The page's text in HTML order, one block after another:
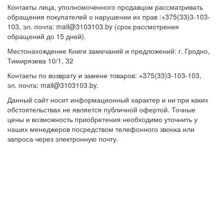
Контакты лица, уполномоченного продавцом рассматривать
обращения покупателей о нарушении их прав :+375(33)3-103-
103, эл. почта: mail@3103103.by (срок рассмотрения
обращений до 15 дней).
Местонахождение Книги замечаний и предложений: г. Гродно,
Тимирязева 10/1, 32
Контакты по возврату и замене товаров: +375(33)3-103-103,
эл. почта: mail@3103103.by.
Данный сайт носит информационный характер и ни при каких
обстоятельствах не является публичной офертой. Точные
цены и возможность приобретения необходимо уточнить у
наших менеджеров посредством телефонного звонка или
запроса через электронную почту.